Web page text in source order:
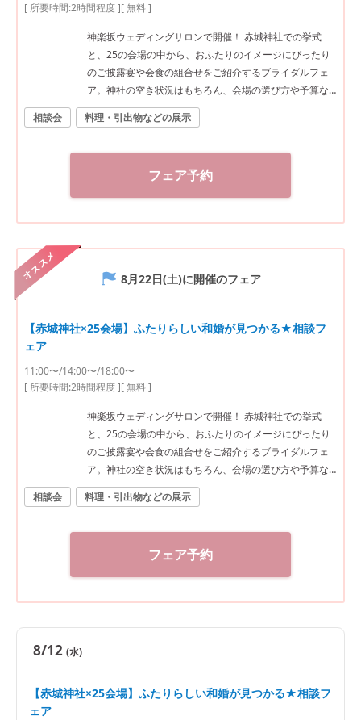
[ 所要時間:2時間程度][ 無料 ]
神楽坂ウェディングサロンで開催！ 赤城神社での挙式
と、25の会場の中から、おふたりのイメージにぴったり
のご披露宴や会食の組合せをご紹介するブライダルフェ
ア。神社の空き状況はもちろん、会場の選び方や予算な
ど、ご希望に合わせた“和”の結婚式をご提案いたします。
神社結婚式のプロに何でもご相談下さい！ ◆神楽坂ウェ
（火曜定休） 【アクセス】 JR線「飯田橋駅」西口徒歩3
分／東京メトロ東西線・有楽町線・南北線、都営大江戸
相談会 料理・引出物などの展示
フェア予約
オススメ 8月22日(土)に開催のフェア
【赤城神社×25会場】ふたりらしい和婚が見つかる★相談フ
ェア
11:00〜/14:00〜/18:00〜
[ 所要時間:2時間程度][ 無料 ]
神楽坂ウェディングサロンで開催！ 赤城神社での挙式
と、25の会場の中から、おふたりのイメージにぴったり
のご披露宴や会食の組合せをご紹介するブライダルフェ
ア。神社の空き状況はもちろん、会場の選び方や予算な
ど、ご希望に合わせた“和”の結婚式をご提案いたします。
神社結婚式のプロに何でもご相談下さい！ ◆神楽坂ウェ
（火曜定休） 【アクセス】 JR線「飯田橋駅」西口徒歩3
分／東京メトロ東西線・有楽町線・南北線、都営大江戸
相談会 料理・引出物などの展示
フェア予約
8/12 (水)
【赤城神社×25会場】ふたりらしい和婚が見つかる★相談フ
ェア